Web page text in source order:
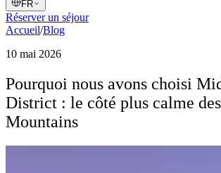
FR
Réserver un séjour
Accueil/Blog
10 mai 2026
Pourquoi nous avons choisi
District : le côté plus calme
Mountains